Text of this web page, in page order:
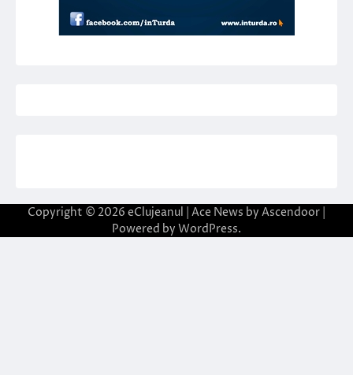
Copyright © 2026 eClujeanul | Ace News by Ascendoor
Powered by WordPress.